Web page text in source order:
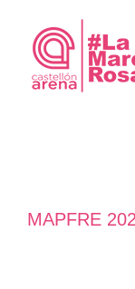
contenido
MAPFRE